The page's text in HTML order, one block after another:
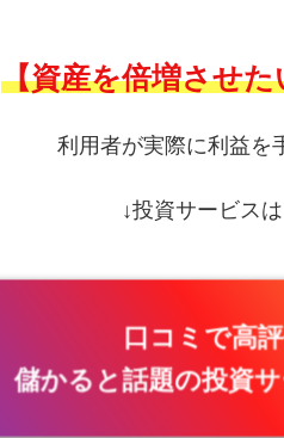
【資産を倍増させた
利用者が実際に利益を
↓投資サービス
口コミで高評
儲かると話題の投資